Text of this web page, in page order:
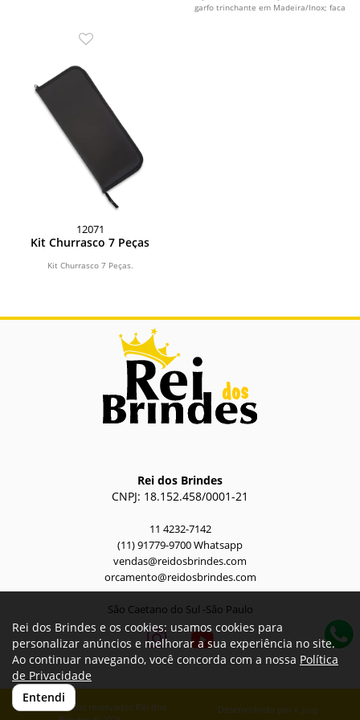
garfo trinchante em Madeira/Inox; faca
12071
Kit Churrasco 7 Peças
Kit Churrasco 7 Peças.
Rei dos Brindes
CNPJ: 18.152.458/0001-21
11 4232-7142
(11) 91779-9700 Whatsapp
vendas@reidosbrindes.com
orcamento@reidosbrindes.com
São Caetano do Sul -São Paulo
Todos os direitos reservados Rei dos
Desenvolvido por A. Jung
Rei dos Brindes e os cookies: usamos cookies para
personalizar anúncios e melhorar a sua experiência no site.
Ao continuar navegando, você concorda com a nossa Política
de Privacidade
Entendi